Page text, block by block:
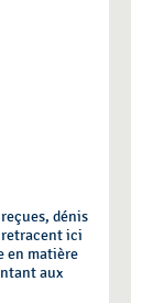
dénis
retracent ici
en matière
aux